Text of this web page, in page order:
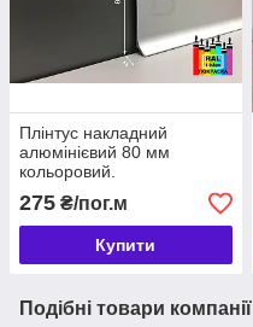
Плінтус накладний
алюмінієвий 80 мм
кольоровий.
275 ₴/пог.м
Купити
Подібні товари компанії